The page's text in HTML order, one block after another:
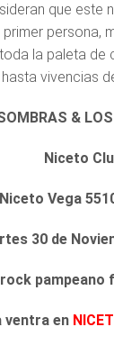
que este
la paleta
vivencias
&
Niceto
Vega
30 de
pampeano
ventra en